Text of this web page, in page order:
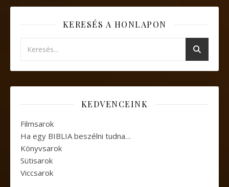
KERESÉS A HONLAPON
KEDVENCEINK
Filmsarok
Ha egy BIBLIA beszélni tudna…
Könyvsarok
Sütisarok
Viccsarok